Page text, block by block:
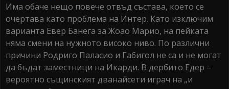
Има обаче нещо повече отвъд състава, което се
очертава като проблема на Интер. Като изключим
варианта Евер Банега за Жоао Марио, на пейката
няма смени на нужното високо ниво. По различни
причини Родриго Паласио и Габигол не са и не могат
да бъдат заместници на Икарди. В дербито Едер –
вероятно същинският дванайсети играч на „и